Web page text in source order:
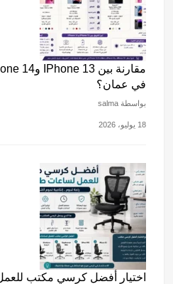
في عمان؟
بواسطة salma
18 يوليو، 2026
اختيار أفضل كرسي مكتب